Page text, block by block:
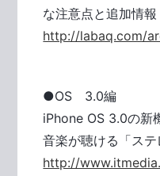
な注意点と追加情報
http://labaq.com/
●OS 3.0編
iPhone OS 3.0の新
音楽が聴ける「ステ
http://